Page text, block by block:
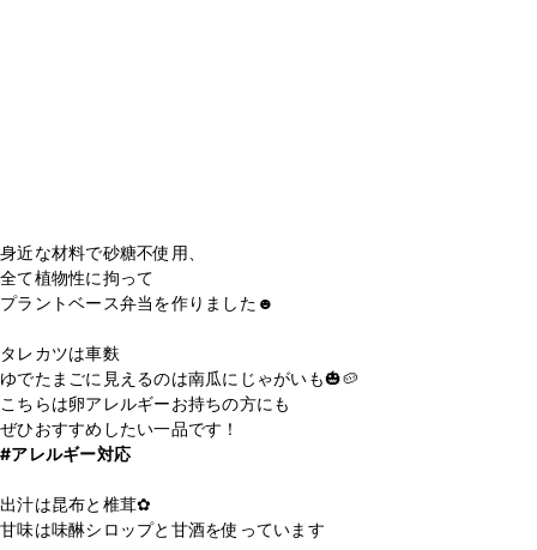
身近な材料で砂糖不使用、
全て植物性に拘って
プラントベース弁当を作りました☻︎
タレカツは車麩
ゆでたまごに見えるのは南瓜にじゃがいも🎃🥔
こちらは卵アレルギーお持ちの方にも
#アレルギー対応
出汁は昆布と椎茸✿︎
甘味は味醂シロップと甘酒を使っています